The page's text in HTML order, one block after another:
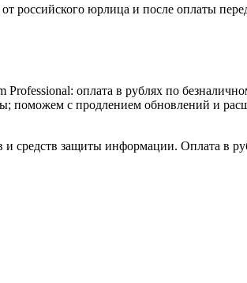
российского юрлица и после оплаты
оплата в рублях по
поможем с продлением обновлений и
средств защиты информации. Оплата в